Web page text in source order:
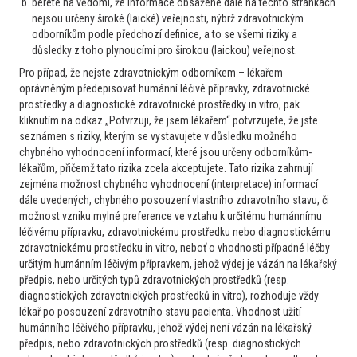
leukocyty + četné bakterie, viz odběry. Při kontrole za 16 dní
leukocytóza lehce v poklesu 14,65, zv...
3 19. 7. 2026 Číst více
Praktik
Anémie, cytopenie a vzácné choroby
Erytrocytóza a leukocytóza u mladého muže
Dobrý den, prosím o radu u 49 letého pacienta. Registrovaný
do naší ordinace VPL od 02/2026, kdy ve vstupních
odběrech leukocyty 10,4 10^9/l, erytrocyty 5,95 10^12, RDW
19 % HGB 128 g/L, MCV 71,1 fL , MCH 21,5 pg MCHC 303
g/L, v diferenciálu mírná ne...
2 16. 6. 2026 Číst více
Praktik
Anémie, cytopenie a vzácné choroby
Leukopenie
nejsou určeny široké (laické) veřejnosti, nýbrž zdravotnickým
odborníkům podle předchozí definice, a to se všemi riziky a
důsledky z toho plynoucími pro širokou (laickou) veřejnost.
Pro případ, že nejste zdravotnickým odborníkem – lékařem
oprávněným předepisovat humánní léčivé přípravky, zdravotnické
prostředky a diagnostické zdravotnické prostředky in vitro, pak
kliknutím na odkaz „Potvrzuji, že jsem lékařem“ potvrzujete, že jste
seznámen s riziky, kterým se vystavujete v důsledku možného
chybného vyhodnocení informací, které jsou určeny odborníkům-
lékařům, přičemž tato rizika zcela akceptujete. Tato rizika zahrnují
zejména možnost chybného vyhodnocení (interpretace) informací
dále uvedených, chybného posouzení vlastního zdravotního stavu, či
možnost vzniku mylné preference ve vztahu k určitému humánnímu
léčivému přípravku, zdravotnickému prostředku nebo diagnostickému
zdravotnickému prostředku in vitro, neboť o vhodnosti případné léčby
určitým humánním léčivým přípravkem, jehož výdej je vázán na lékařský
předpis, nebo určitých typů zdravotnických prostředků (resp.
diagnostických zdravotnických prostředků in vitro), rozhoduje vždy
lékař po posouzení zdravotního stavu pacienta. Vhodnost užití
humánního léčivého přípravku, jehož výdej není vázán na lékařský
předpis, nebo zdravotnických prostředků (resp. diagnostických